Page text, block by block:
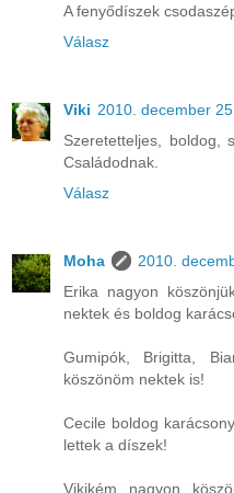
A fenyődíszek
Válasz
Viki 2010. december
Szeretetteljes, boldog,
Családodnak.
Válasz
Moha
2010.
Erika nagyon
nektek és boldog
Gumipók, Brigitta,
köszönöm nektek is!
Cecile boldog
lettek a díszek!
Vikikém nagyon